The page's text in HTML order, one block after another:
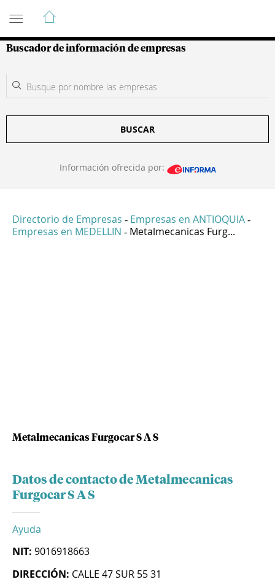
Guía de Empresas Colombianas
Buscador de información de empresas
BUSCAR
Información ofrecida por:
Directorio de Empresas - Empresas en ANTIOQUIA -
Empresas en MEDELLIN - Metalmecanicas Furg...
Metalmecanicas Furgocar S A S
Datos de contacto de Metalmecanicas
Furgocar S A S
Ayuda
NIT: 9016918663
DIRECCIÓN: CALLE 47 SUR 55 31